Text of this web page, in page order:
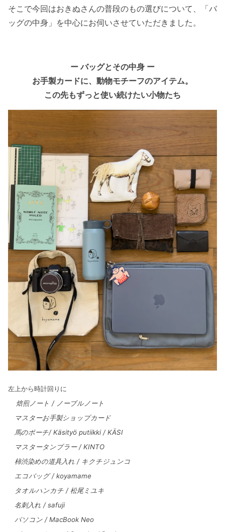
そこで今回はおきぬさんの普段のもの選びについて、「バ
ッグの中身」を中心にお伺いさせていただきました。
ー バッグとその中身 ー
お手製カードに、動物モチーフのアイテム。
この先もずっと使い続けたい小物たち
左上から時計回りに
焙煎ノート / ノーブルノート
マスターお手製ショップカード
馬のポーチ/ Käsityö putiikki / KÄSI
マスタータンブラー / KINTO
柿渋染めの道具入れ / キクチジュンコ
エコバッグ / koyamame
タオルハンカチ / 松尾ミユキ
名刺入れ / safuji
パソコン / MacBook Neo